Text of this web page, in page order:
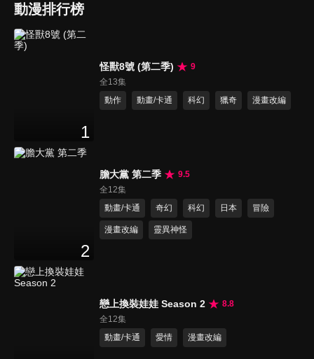
動漫排行榜
1
怪獸8號 (第二季)
9
全13集
動作
動畫/卡通 科幻 獵奇 漫畫改編
2
膽大黨 第二季
9.5
全12集
動畫/卡通
奇幻 科幻 日本 冒險
漫畫改編 靈異神怪
戀上換裝娃娃 Season 2
8.8
全12集
動畫/卡通
愛情 漫畫改編